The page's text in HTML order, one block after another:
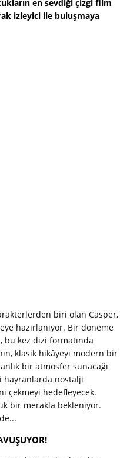
en sevdiği çizgi film
izleyici ile buluşmaya
biri olan Casper,
hazırlanıyor. Bir döneme
bu kez dizi formatında
klasik hikâyeyi modern bir
bir atmosfer sunacağı
hayranlarda nostalji
çekmeyi hedefleyecek.
bir merakla bekleniyor.